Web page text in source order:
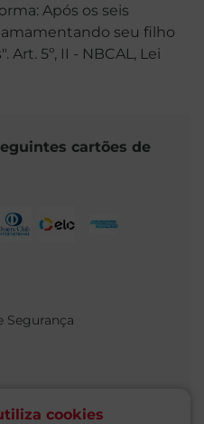
cookies
Após os seis
seu filho
5º, II - NBCAL, Lei
cartões de
Segurança